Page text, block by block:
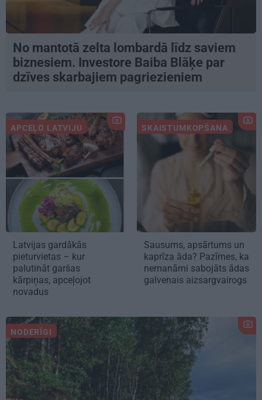
No mantotā zelta lombardā līdz saviem
biznesiem. Investore Baiba Blāķe par
dzīves skarbajiem pagriezieniem
APCEĻO LATVIJU
Latvijas gardākās
pieturvietas – kur
palutināt garšas
kārpiņas, apceļojot
novadus
SKAISTUMKOPŠANA
Sausums, apsārtums un
kaprīza āda? Pazīmes, ka
nemanāmi sabojāts ādas
galvenais aizsargvairogs
NODERĪGI